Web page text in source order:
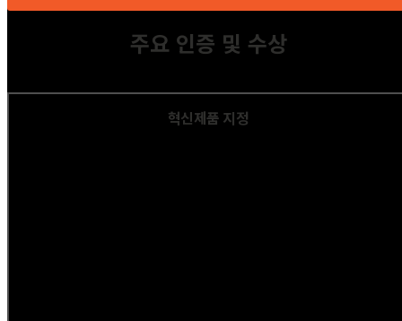
주요 인증 및 수상
혁신제품 지정